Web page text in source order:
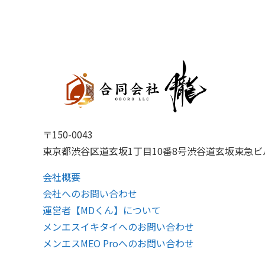
〒150-0043
東京都渋谷区道玄坂1丁目10番8号渋谷道玄坂東急ビ
会社概要
会社へのお問い合わせ
運営者【MDくん】について
メンエスイキタイへのお問い合わせ
メンエスMEO Proへのお問い合わせ